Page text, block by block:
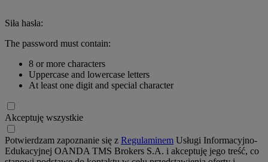
Siła hasła:
The password must contain:
8 or more characters
Uppercase and lowercase letters
At least one digit and special character
Akceptuję wszystkie
Potwierdzam zapoznanie się z Regulaminem Usługi Informacyjno-
Edukacyjnej OANDA TMS Brokers S.A. i akceptuję jego treść, co